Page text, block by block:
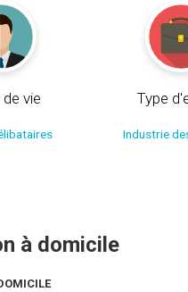
vie Type
Industrie
à domicile